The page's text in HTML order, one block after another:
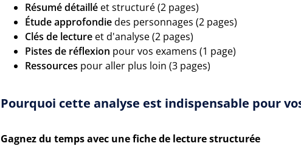
Résumé détaillé et structuré (2 pages)
Étude approfondiedes personnages (2 pages)
Clés de lecture et d'analyse (2 pages)
Pistes de réflexion pour vos examens (1 page)
Ressources pour aller plus loin (3 pages)
Pourquoi cette analyse est indispensable pour
Gagnez du temps avec une fiche de lecture structurée